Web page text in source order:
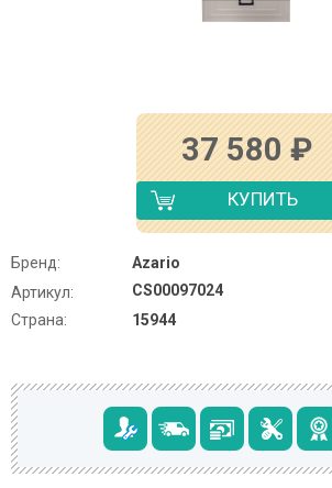
37 580 ₽
КУПИТЬ
Бренд:
Azario
Артикул:
CS00097024
Страна:
15944